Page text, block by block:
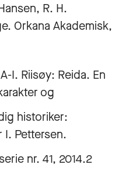
R. H.
Orkana Akademisk,
I. Riisøy: Reida. En
og
historiker:
I. Pettersen.
nr. 41, 2014.2